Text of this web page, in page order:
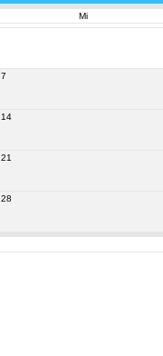
Mi
7
14
21
28